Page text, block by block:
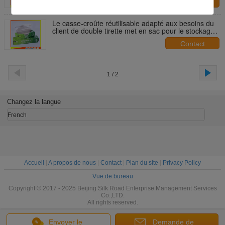
Le casse-croûte réutilisable adapté aux besoins du
client de double tirette met en sac pour le stockage
Contact
1 / 2
Envoyer le Demande de
Changez la langue
French
Accueil A propos de nous Contact Plan du site
Privacy Policy
Vue de bureau
Copyright © 2017 - 2025 Beijing Silk Road Enterprise Management Services
Co.,LTD.
All rights reserved.